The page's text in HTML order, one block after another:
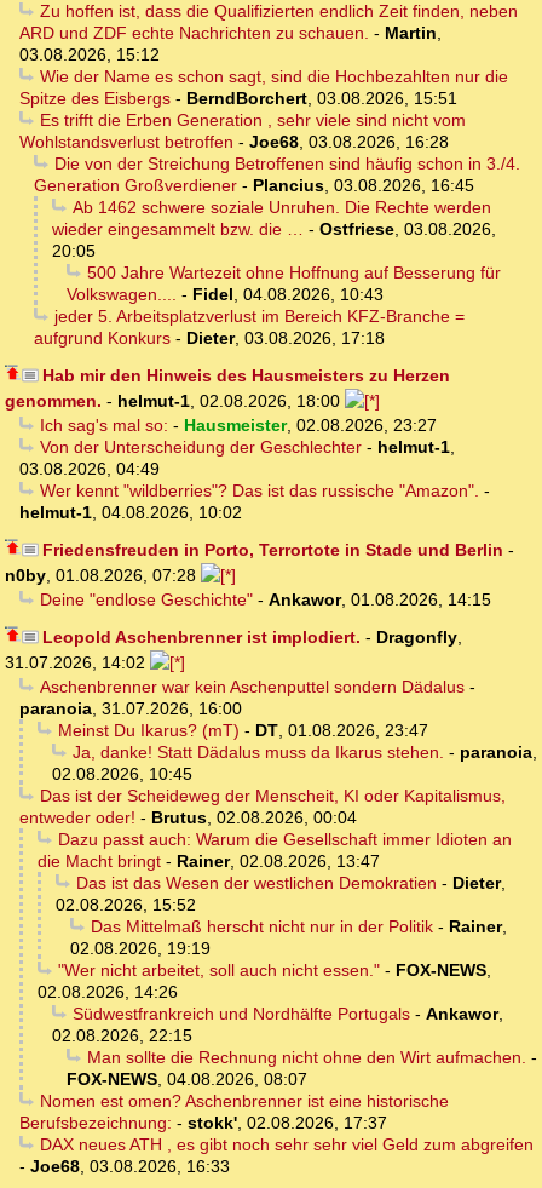
Zu hoffen ist, dass die Qualifizierten endlich Zeit finden, neben
ARD und ZDF echte Nachrichten zu schauen. - Martin,
03.08.2026, 15:12
Wie der Name es schon sagt, sind die Hochbezahlten nur die
Spitze des Eisbergs - BerndBorchert, 03.08.2026, 15:51
Es trifft die Erben Generation , sehr viele sind nicht vom
Wohlstandsverlust betroffen - Joe68, 03.08.2026, 16:28
Die von der Streichung Betroffenen sind häufig schon in 3./4.
Generation Großverdiener - Plancius, 03.08.2026, 16:45
Ab 1462 schwere soziale Unruhen. Die Rechte werden
wieder eingesammelt bzw. die … - Ostfriese, 03.08.2026,
20:05
500 Jahre Wartezeit ohne Hoffnung auf Besserung für
Volkswagen.... - Fidel, 04.08.2026, 10:43
jeder 5. Arbeitsplatzverlust im Bereich KFZ-Branche =
aufgrund Konkurs - Dieter, 03.08.2026, 17:18
Hab mir den Hinweis des Hausmeisters zu Herzen
genommen. - helmut-1, 02.08.2026, 18:00
Ich sag's mal so: - Hausmeister, 02.08.2026, 23:27
Von der Unterscheidung der Geschlechter- helmut-1,
03.08.2026, 04:49
Wer kennt "wildberries"? Das ist das russische "Amazon". -
helmut-1, 04.08.2026, 10:02
Friedensfreuden in Porto, Terrortote in Stade und Berlin -
n0by, 01.08.2026, 07:28
Deine "endlose Geschichte"- Ankawor, 01.08.2026, 14:15
Leopold Aschenbrenner ist implodiert. - Dragonfly,
31.07.2026, 14:02
Aschenbrenner war kein Aschenputtel sondern Dädalus-
paranoia, 31.07.2026, 16:00
Meinst Du Ikarus? (mT) - DT, 01.08.2026, 23:47
Ja, danke! Statt Dädalus muss da Ikarus stehen. - paranoia,
02.08.2026, 10:45
Das ist der Scheideweg der Menscheit, KI oder Kapitalismus,
entweder oder! - Brutus, 02.08.2026, 00:04
Dazu passt auch: Warum die Gesellschaft immer Idioten an
die Macht bringt - Rainer, 02.08.2026, 13:47
Das ist das Wesen der westlichen Demokratien - Dieter,
02.08.2026, 15:52
Das Mittelmaß herscht nicht nur in der Politik- Rainer,
02.08.2026, 19:19
"Wer nicht arbeitet, soll auch nicht essen."- FOX-NEWS,
02.08.2026, 14:26
Südwestfrankreich und Nordhälfte Portugals- Ankawor,
02.08.2026, 22:15
Man sollte die Rechnung nicht ohne den Wirt aufmachen. -
FOX-NEWS, 04.08.2026, 08:07
Nomen est omen? Aschenbrenner ist eine historische
Berufsbezeichnung: - stokk', 02.08.2026, 17:37
DAX neues ATH , es gibt noch sehr sehr viel Geld zum abgreifen
- Joe68, 03.08.2026, 16:33